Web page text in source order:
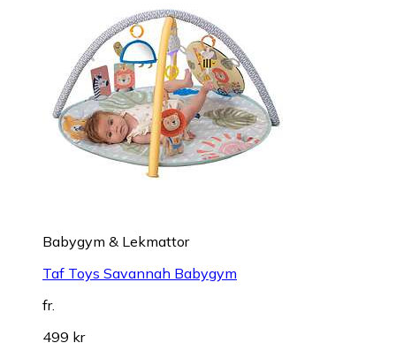
Babygym & Lekmattor
Taf Toys Savannah Babygym
fr.
499 kr